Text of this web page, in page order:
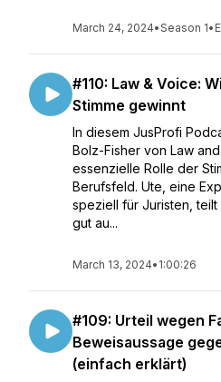
March 24, 2024•Season 1•
#110: Law & Voice:
Stimme gewinnt
In diesem JusProfi
Bolz-Fisher von Law
essenzielle Rolle der
Berufsfeld. Ute, eine
speziell für Juristen,
gut au...
March 13, 2024• 1:00:26
#109: Urteil wegen
Beweisaussage
(einfach erklärt)